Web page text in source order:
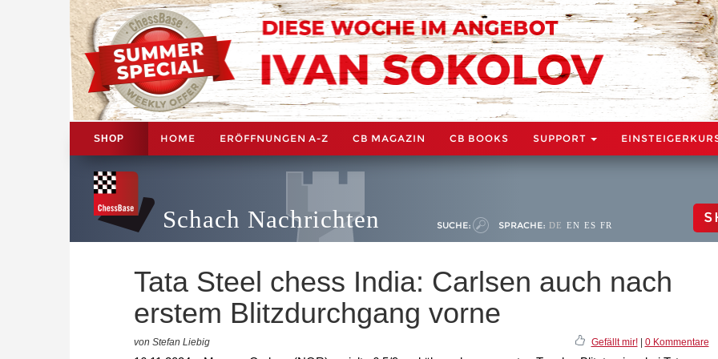
SHOP HOME ERÖFFNUNGEN A-Z CB MAGAZIN CB BOOKS SUPPORT
Schach Nachrichten SUCHE: SPRACHE: DE EN ES FR
Tata Steel chess India: Carlsen auch nach
erstem Blitzdurchgang vorne
von Stefan Liebig Gefällt mir!| 0 Kommentare